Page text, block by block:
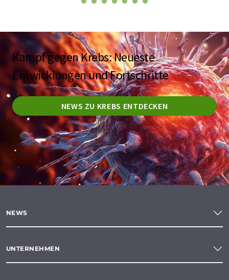
Kampf gegen Krebs: Neueste
Entwicklungen und Fortschritte
NEWS ZU KREBS ENTDECKEN
NEWS
UNTERNEHMEN